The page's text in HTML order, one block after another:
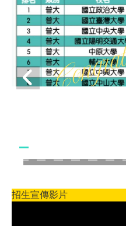
招生宣傳影片